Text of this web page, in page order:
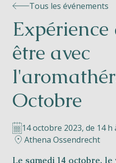
Le
NL
Tous les événements
être avec
Octobre
14 octobre 2023, de 14 h
Athena Ossendrecht
Le samedi 14 octobre,